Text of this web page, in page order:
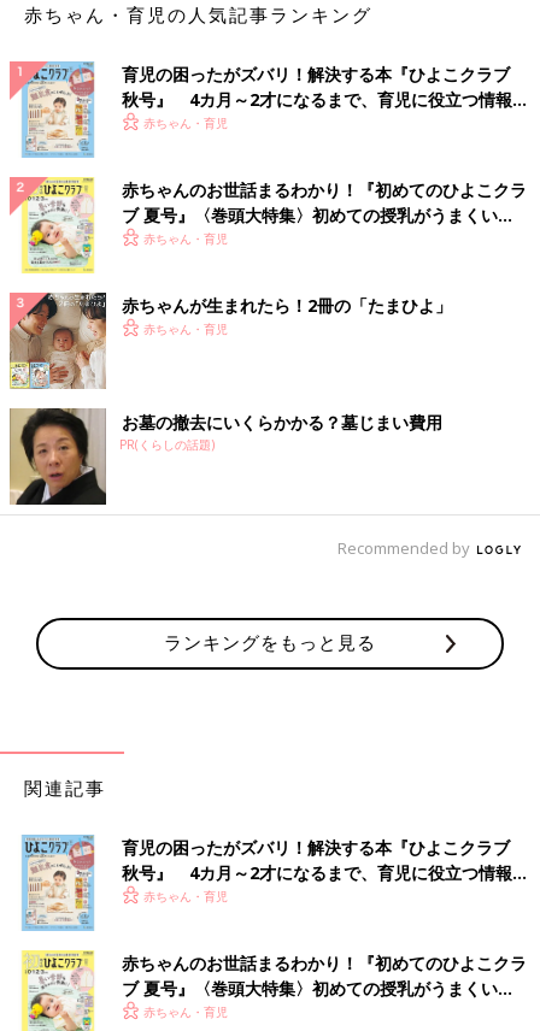
――千尋ちゃんの日常の育児では、どのようなケアが必要です
満生さん（以下敬称略） 保湿ケアと目薬が欠かせません。保湿
ケアは1日2回。魚鱗癬は皮膚が乾燥しやすくバリア機能が弱いと
いう特徴があるため、朝と入浴後に入念な全身保湿ケアを行いま
す。夜はかゆみ止めも塗りますが、それでも、かゆくて泣いた
り、深夜に目が覚めてしまったりすることもあります。そのた
め、保湿効果が朝まで持続するように、入浴と保湿のタイミング
を寝る直前に調整しています。
目薬は1日6回。角膜炎を悪化させないために、ヒアルロン酸の目
薬を点眼します。目薬はしみるようで、1年以上毎日行っている
のに、今でも機嫌が悪いと泣いたり嫌がったりします。
外出時は重装備です。角膜炎の影響で光に過敏なため、遮光入り
メガネはマスト。また、魚鱗癬の人は皮膚がんリスクが高いた
め、日焼け防止アームカバーと日焼け止めも必要です。さらに、
魚鱗癬は体温調整も苦手という特徴があり、夏は保冷ベストと首
に巻く保冷剤を装着しています。脱水症にもなりやすいので、水
筒はもちろん持ち歩くし、外出前は必ずスポーツドリンクをコッ
満生 千尋が、メガネと補聴器をはずしてしまうことです。生後
9カ月から使っていますが、本人はつけるのが不快のようで、家
だり、割ったりしてしまうこともありました(笑)。
んですね。
満生 とても活発なんです。とにかく食べることが大好きで、お
なかがすくと、自分で冷蔵庫の前に踏み台を運んできて、冷蔵庫
でのつなぎで食パンを1枚あげるんですが、たりなくて、気がつ
くと生野菜を丸かじりしていることもあります。生のピーマンを
丸かじりしたときは、さすがに苦かったみたいで、ペッと出して
赤ちゃん・育児の人気記事ランキング
育児の困ったがズバリ！解決する本『ひよこクラブ
秋号』 4カ月～2才になるまで、育児に役立つ情報が
いっぱい！
赤ちゃん・育児
赤ちゃんのお世話まるわかり！『初めてのひよこクラ
ブ 夏号』〈巻頭大特集〉初めての授乳がうまくい
く！ おっぱい・ミルクの基本と夏のトラブル 解決テ
赤ちゃん・育児
赤ちゃんが生まれたら！2冊の「たまひよ」
赤ちゃん・育児
お墓の撤去にいくらかかる？墓じまい費用
PR(くらしの話題)
Recommended by
ランキングをもっと見る
関連記事
育児の困ったがズバリ！解決する本『ひよこクラブ
秋号』 4カ月～2才になるまで、育児に役立つ情報が
いっぱい！
赤ちゃん・育児
赤ちゃんのお世話まるわかり！『初めてのひよこクラ
ブ 夏号』〈巻頭大特集〉初めての授乳がうまくい
く！ おっぱい・ミルクの基本と夏のトラブル 解決テ
赤ちゃん・育児